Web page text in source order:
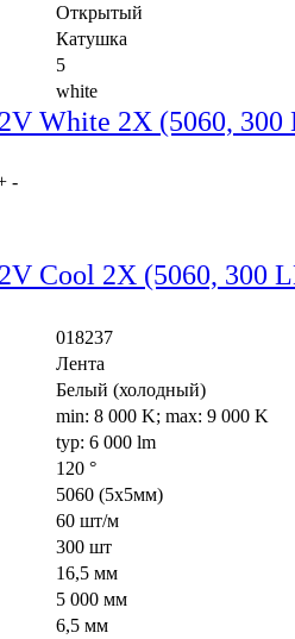
Открытый
Катушка
5
white
White 2X (5060, 300
-
Cool 2X (5060, 300
018237
Лента
Белый (холодный)
min: 8 000 K; max: 9 000 K
typ: 6 000 lm
120 °
5060 (5x5мм)
60 шт/м
300 шт
16,5 мм
5 000 мм
6,5 мм